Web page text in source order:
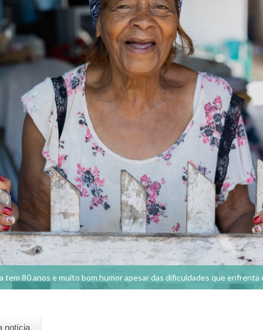
tem 80 anos e muito bom humor apesar das dificuldades que enfrenta
notícia